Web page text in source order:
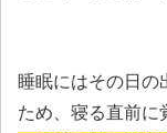
睡眠にはその日の
ため、寝る直前に